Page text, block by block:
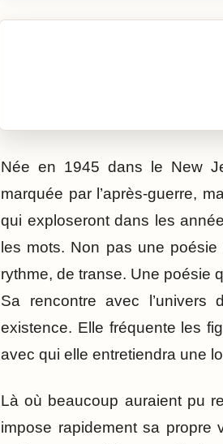
Née en 1945 dans le New
marquée par l’après-guerre,
qui exploseront dans les
les mots. Non pas une
rythme, de transe. Une poésie
Sa rencontre avec l’univers
existence. Elle fréquente les
avec qui elle entretiendra une
Là où beaucoup auraient pu
impose rapidement sa propre